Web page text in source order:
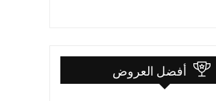
أفضل العروض